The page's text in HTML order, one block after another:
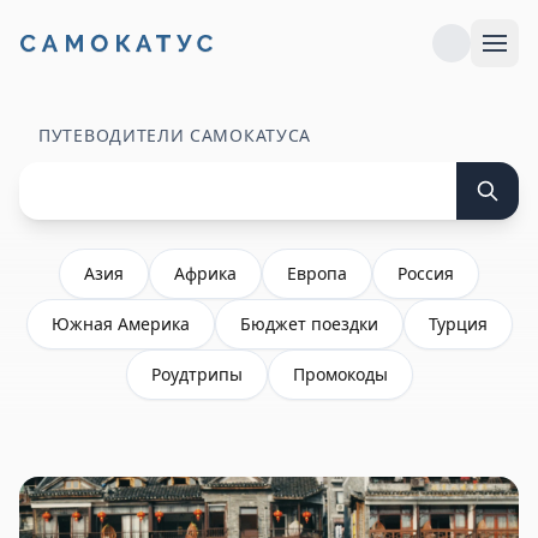
ПУТЕВОДИТЕЛИ САМОКАТУСА
Азия Африка Европа Россия
Южная Америка Бюджет поездки Турция
Роудтрипы Промокоды